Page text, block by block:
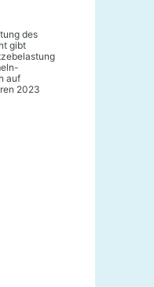
des
gibt
auf
2023